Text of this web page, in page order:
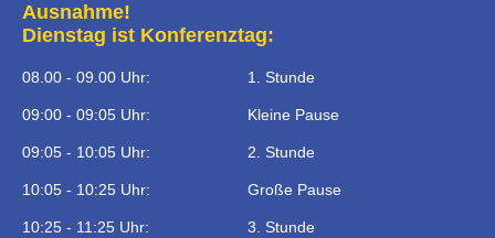
Ausnahme!
Dienstag ist Konferenztag:
08.00 - 09.00 Uhr: 1. Stunde
09:00 - 09:05 Uhr: Kleine Pause
09:05 - 10:05 Uhr: 2. Stunde
10:05 - 10:25 Uhr: Große Pause
10:25 - 11:25 Uhr: 3. Stunde